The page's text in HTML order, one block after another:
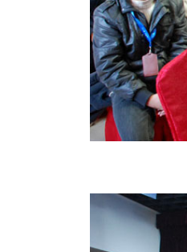
您将免
1 全
您将
是
找
我们
善